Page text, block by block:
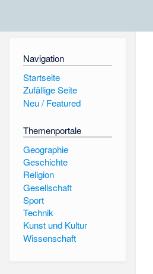
Navigation
Startseite
Zufällige Seite
Neu / Featured
Themenportale
Geographie
Geschichte
Religion
Gesellschaft
Sport
Technik
Kunst und Kultur
Wissenschaft